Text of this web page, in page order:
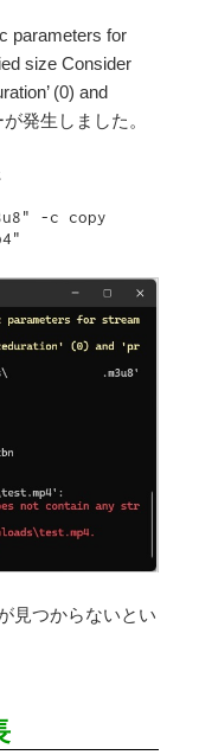
parameters for
size Consider
(0) and
発生しました。
-c copy
見つからないとい